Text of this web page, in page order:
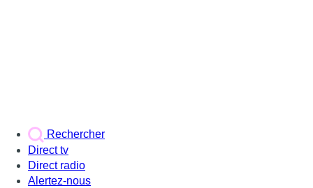
Rechercher
Direct tv
Direct radio
Alertez-nous